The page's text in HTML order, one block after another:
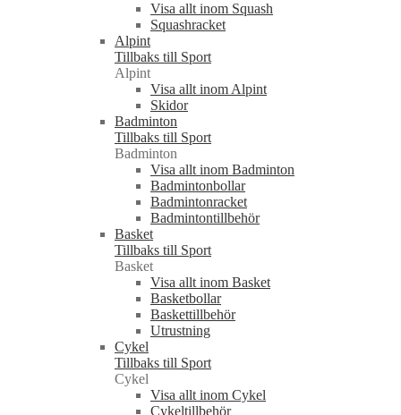
Visa allt inom Squash
Squashracket
Alpint
Tillbaks till Sport
Alpint
Visa allt inom Alpint
Skidor
Badminton
Tillbaks till Sport
Badminton
Visa allt inom Badminton
Badmintonbollar
Badmintonracket
Badmintontillbehör
Basket
Tillbaks till Sport
Basket
Visa allt inom Basket
Basketbollar
Baskettillbehör
Utrustning
Cykel
Tillbaks till Sport
Cykel
Visa allt inom Cykel
Cykeltillbehör